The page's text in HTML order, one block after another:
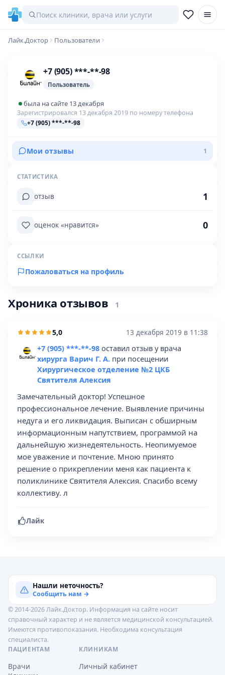
Лайк.Доктор Пользователи
+7 (905) ***-**-98
Пользователь
была на сайте 13 декабря
Зарегистрировался 13 декабря 2019 по номеру телефона
+7 (905) ***-**-98
Мои отзывы 1
СТАТИСТИКА
отзыв 1
оценок «нравится» 0
ССЫЛКИ
Пожаловаться на профиль
Хроника отзывов 1
5,0 13 декабря 2019 в 11:38
+7 (905) ***-**-98 оставил отзыв у врача
хирурга Варич Г. А. при посещении
Хирургическое отделение №2 ЦКБ
Святителя Алексия
Замечательный доктор! Успешное
профессиональное лечение. Выявление причины
недуга и его ликвидация. Выписан с обширным
информационным напутствием, программой на
дальнейшую жизнедеятельность. Неопимуемое
мое уважение и почтение. Мною принято
решение о прикреплении меня как пациента к
поликлинике Святителя Алексия. Спасибо всему
коллективу. л
Лайк
Нашли неточность?
Сообщить нам →
© 2014-2026 Лайк.Доктор. Информация на сайте носит
справочный характер и не является медицинской консультацией.
Имеются противопоказания. Необходима консультация
специалиста.
ПАЦИЕНТАМ
Врачи
КЛИНИКАМ
Личный кабинет